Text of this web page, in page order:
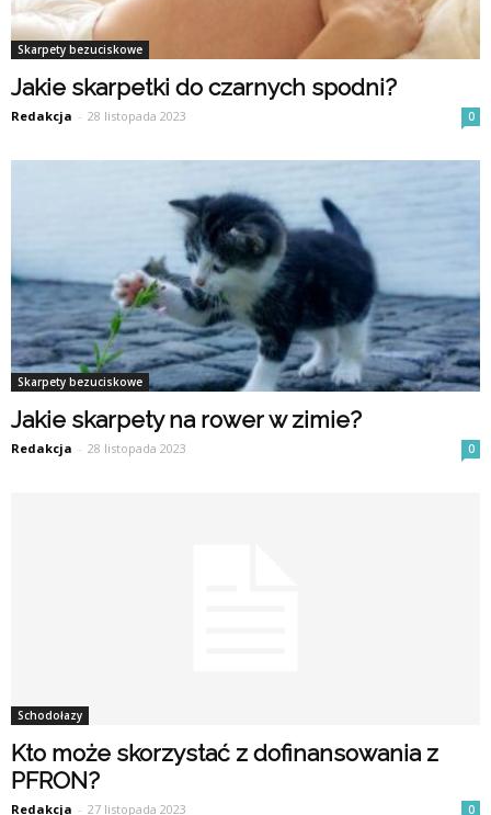
Skarpety bezuciskowe
Jakie skarpetki do czarnych spodni?
Redakcja - 28 listopada 2023 0
Skarpety bezuciskowe
Jakie skarpety na rower w zimie?
Redakcja - 28 listopada 2023 0
Schodołazy
Kto może skorzystać z dofinansowania z
PFRON?
Redakcja - 27 listopada 2023 0